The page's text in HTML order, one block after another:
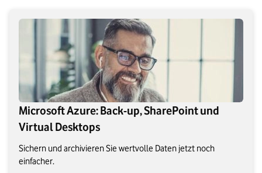
Microsoft Azure: Back-up, SharePoint und
Virtual Desktops
Sichern und archivieren Sie wertvolle Daten jetzt noch
einfacher.